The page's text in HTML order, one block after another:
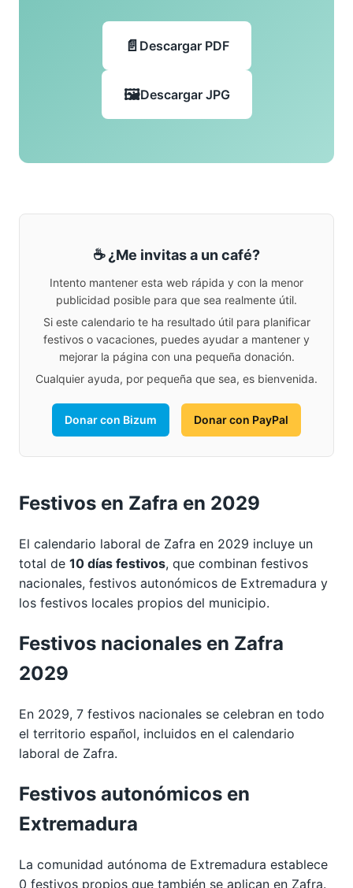
Descargar PDF
Descargar JPG
☕ ¿Me invitas a un café?
Intento mantener esta web rápida y con la menor
publicidad posible para que sea realmente útil.
Si este calendario te ha resultado útil para planificar
festivos o vacaciones, puedes ayudar a mantener y
mejorar la página con una pequeña donación.
Cualquier ayuda, por pequeña que sea, es bienvenida.
Donar con Bizum Donar con PayPal
Festivos en Zafra en 2029
El calendario laboral de Zafra en 2029 incluye un
total de 10 días festivos, que combinan festivos
nacionales, festivos autonómicos de Extremadura y
los festivos locales propios del municipio.
Festivos nacionales en Zafra
2029
En 2029, 7 festivos nacionales se celebran en todo
el territorio español, incluidos en el calendario
laboral de Zafra.
Festivos autonómicos en
Extremadura
La comunidad autónoma de Extremadura establece
0 festivos propios que también se aplican en Zafra.